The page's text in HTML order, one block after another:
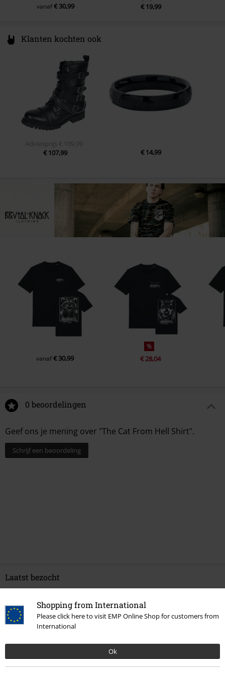
Shopping from International
Please click here to visit EMP Online Shop for customers from
International
Ok
vanaf€ 30,99
€ 19,99
Klanten kochten ook
Adviesprijs
€ 109,99
€ 107,99
€ 14,99
vanaf€ 30,99
%
€ 28,04
0 beoordelingen
Geef ons je mening over "The Cat From Hell Shirt".
Schrijf een beoordeling
Laatst bezocht